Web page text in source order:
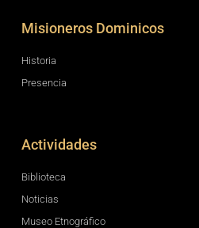
Misioneros Dominicos
Historia
Presencia
Actividades
Biblioteca
Noticias
Museo Etnográfico